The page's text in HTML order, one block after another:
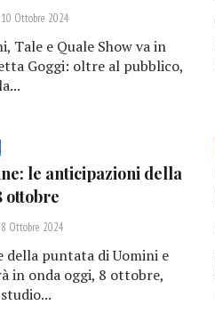
10 Ottobre 2024
Tale e Quale Show va in
Goggi: oltre al pubblico,
le anticipazioni della
ottobre
8 Ottobre 2024
della puntata di Uomini e
in onda oggi, 8 ottobre,